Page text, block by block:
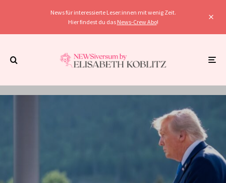
News für interessierte Leser:innen mit wenig Zeit.
Hier findest du das News-Crew Abo!